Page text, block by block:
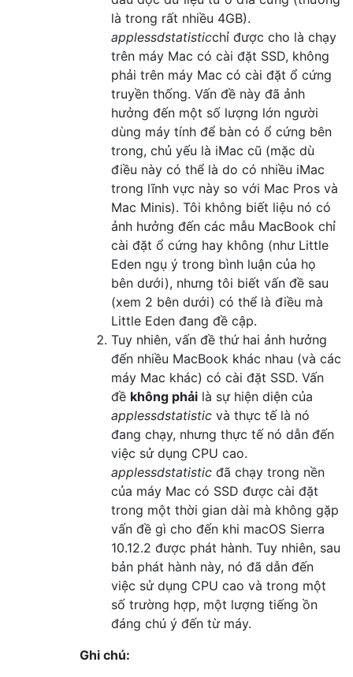
là trong rất nhiều 4GB).
applessdstatisticchỉ được cho là chạy
trên máy Mac có cài đặt SSD, không
phải trên máy Mac có cài đặt ổ cứng
truyền thống. Vấn đề này đã ảnh
hưởng đến một số lượng lớn người
dùng máy tính để bàn có ổ cứng bên
trong, chủ yếu là iMac cũ (mặc dù
điều này có thể là do có nhiều iMac
trong lĩnh vực này so với Mac Pros và
Mac Minis). Tôi không biết liệu nó có
ảnh hưởng đến các mẫu MacBook chỉ
cài đặt ổ cứng hay không (như Little
Eden ngụ ý trong bình luận của họ
bên dưới), nhưng tôi biết vấn đề sau
(xem 2 bên dưới) có thể là điều mà
Little Eden đang đề cập.
Tuy nhiên, vấn đề thứ hai ảnh hưởng
đến nhiều MacBook khác nhau (và các
máy Mac khác) có cài đặt SSD. Vấn
đề không phải là sự hiện diện của
applessdstatistic và thực tế là nó
đang chạy, nhưng thực tế nó dẫn đến
việc sử dụng CPU cao.
applessdstatistic đã chạy trong nền
của máy Mac có SSD được cài đặt
trong một thời gian dài mà không gặp
vấn đề gì cho đến khi macOS Sierra
10.12.2 được phát hành. Tuy nhiên, sau
bản phát hành này, nó đã dẫn đến
việc sử dụng CPU cao và trong một
số trường hợp, một lượng tiếng ồn
đáng chú ý đến từ máy.
Ghi chú: